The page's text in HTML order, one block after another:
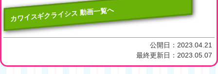
カワイスギクライシス 動画一覧へ
公開日： 2023.04.21
最終更新日： 2023.05.07